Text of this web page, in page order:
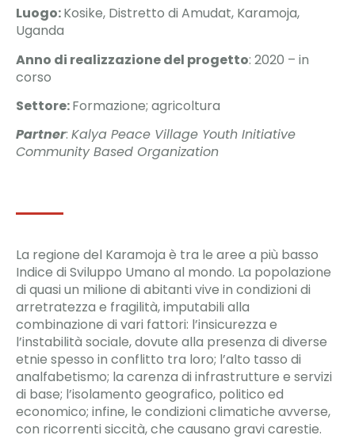
Luogo:Kosike, Distretto di Amudat, Karamoja,
Uganda
Anno di realizzazione del progetto: 2020 – in
corso
Settore:Formazione; agricoltura
Partner: Kalya Peace Village Youth Initiative
Community Based Organization
La regione del Karamoja è tra le aree a più basso
Indice di Sviluppo Umano al mondo. La popolazione
di quasi un milione di abitanti vive in condizioni di
arretratezza e fragilità, imputabili alla
combinazione di vari fattori: l’insicurezza e
l’instabilità sociale, dovute alla presenza di diverse
etnie spesso in conflitto tra loro; l’alto tasso di
analfabetismo; la carenza di infrastrutture e servizi
di base; l’isolamento geografico, politico ed
economico; infine, le condizioni climatiche avverse,
con ricorrenti siccità, che causano gravi carestie.